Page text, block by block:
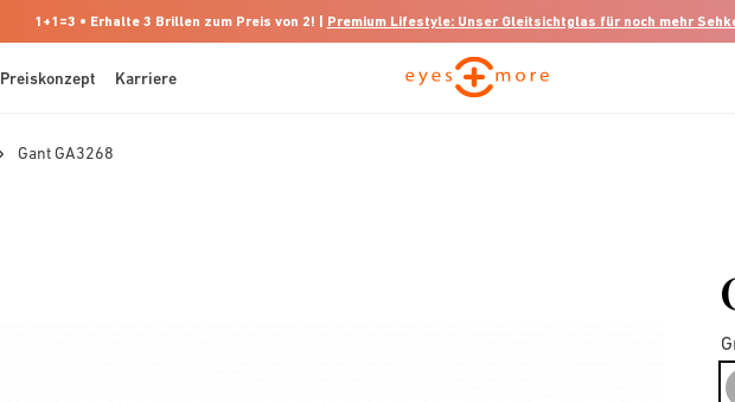
1+1=3 • Erhalte 3 Brillen zum Preis von 2! | Premium Lifestyle: Unser Gleitsichtglas für noch mehr
Preiskonzept Karriere
Gant GA3268